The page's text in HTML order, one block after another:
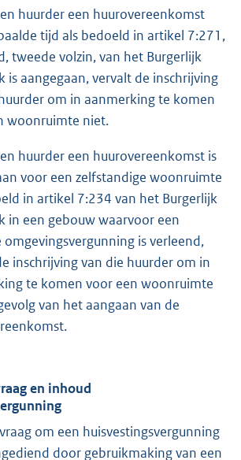
huurder een huurovereenkomst
tijd als bedoeld in artikel 7:271,
tweede volzin, van het Burgerlijk
is aangegaan, vervalt de inschrijving
om in aanmerking te komen
woonruimte niet.
huurder een huurovereenkomst is
voor een zelfstandige woonruimte
in artikel 7:234 van het Burgerlijk
in een gebouw waarvoor een
is verleend,
inschrijving van die huurder om in
te komen voor een woonruimte
van het aangaan van de
en inhoud
om een huisvestingsvergunning
door gebruikmaking van een